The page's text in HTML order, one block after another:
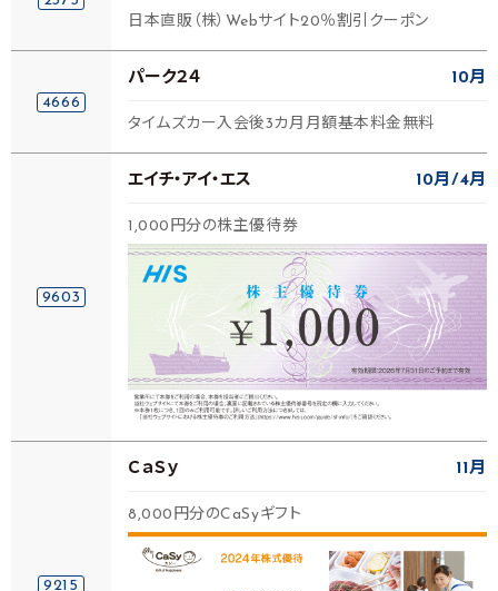
日本直販（株）Webサイト20％割引クーポン
4666
パーク２４ 10月
タイムズカー入会後3カ月月額基本料金無料
9603
エイチ・アイ・エス 10月 4月
1,000円分の株主優待券
9215
ＣａＳｙ 11月
8,000円分のCaSyギフト